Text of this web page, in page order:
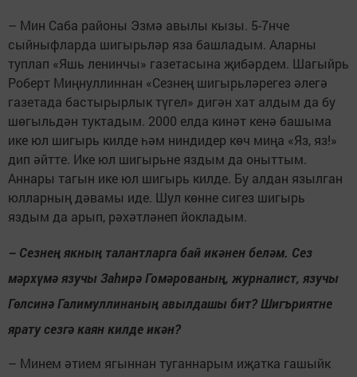
– Мин Саба районы Эзмә авылы кызы. 5-7нче
сыйныфларда шигырьләр яза башладым. Аларны
туплап «Яшь ленинчы» газетасына җибәрдем. Шагыйрь
Роберт Миңнуллиннан «Сезнең шигырьләрегез әлегә
газетада бастырырлык түгел» дигән хат алдым да бу
шөгыльдән туктадым. 2000 елда кинәт кенә башыма
ике юл шигырь килде һәм ниндидер көч миңа «Яз, яз!»
дип әйтте. Ике юл шигырьне яздым да оныттым.
Аннары тагын ике юл шигырь килде. Бу алдан язылган
юлларның дәвамы иде. Шул көнне сигез шигырь
яздым да арып, рәхәтләнеп йокладым.
– Сезнең якның талантларга бай икәнен беләм. Сез
мәрхүмә язучы Заһирә Гомәрованың, журналист, язучы
Гөлсинә Галимуллинаның авылдашы бит? Шигъриятне
ярату сезгә каян килде икән?
– Минем әтием ягыннан туганнарым иҗатка гашыйк